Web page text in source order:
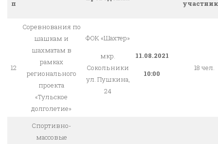
п
12
Соревнования по
шашкам и
шахматам в
рамках
регионального
проекта
«Тульское
долголетие»
ФОК «Шахтер»
мкр.
Сокольники
ул. Пушкина,
24
11.08.2021
10:00
18 чел.
Спортивно-
массовые